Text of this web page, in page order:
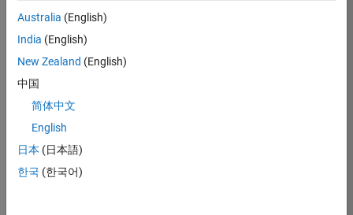
Résumé
du
poste
Are you
about
state-of-
the-art
Do you
Australia (English)
India (English)
New Zealand (English)
中国
简体中文
English
日本 (日本語)
한국 (한국어)